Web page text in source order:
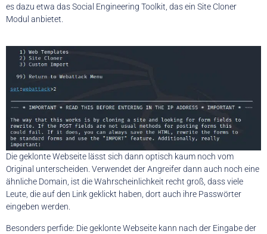
es dazu etwa das Social Engineering Toolkit, das ein Site Cloner
Modul anbietet.
Die geklonte Webseite lässt sich dann optisch kaum noch vom
Original unterscheiden. Verwendet der Angreifer dann auch noch eine
ähnliche Domain, ist die Wahrscheinlichkeit recht groß, dass viele
Leute, die auf den Link geklickt haben, dort auch ihre Passwörter
eingeben werden.
Besonders perfide: Die geklonte Webseite kann nach der Eingabe der